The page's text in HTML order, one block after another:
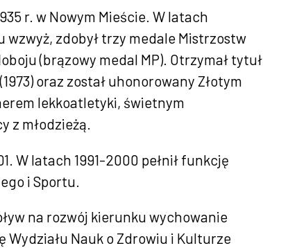
r. w Nowym Mieście. W latach
wzwyż, zdobył trzy medale Mistrzostw
(brązowy medal MP). Otrzymał tytuł
oraz został uhonorowany Złotym
lekkoatletyki, świetnym
z młodzieżą.
W latach 1991-2000 pełnił funkcję
i Sportu.
na rozwój kierunku wychowanie
Nauk o Zdrowiu i Kulturze